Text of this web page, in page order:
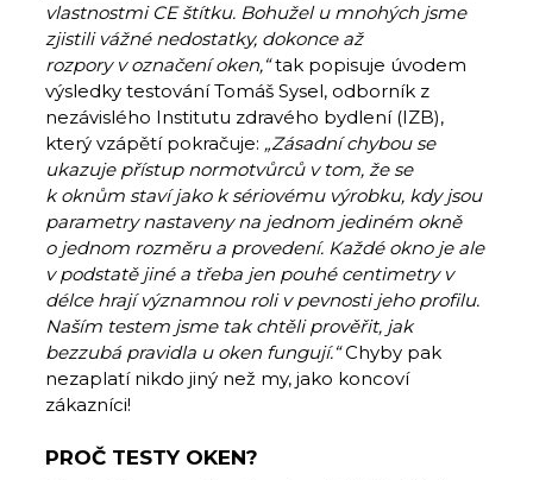
vlastnostmi CE štítku. Bohužel u mnohých jsme
zjistili vážné nedostatky, dokonce až
rozpory v označení oken,“tak popisuje úvodem
výsledky testování Tomáš Sysel, odborník z
nezávislého Institutu zdravého bydlení (IZB),
který vzápětí pokračuje: „Zásadní chybou se
ukazuje přístup normotvůrců v tom, že se
k oknům staví jako k sériovému výrobku, kdy jsou
parametry nastaveny na jednom jediném okně
o jednom rozměru a provedení. Každé okno je ale
v podstatě jiné a třeba jen pouhé centimetry v
délce hrají významnou roli v pevnosti jeho profilu.
Naším testem jsme tak chtěli prověřit, jak
bezzubá pravidla u oken fungují.“Chyby pak
nezaplatí nikdo jiný než my, jako koncoví
zákazníci!
PROČ TESTY OKEN?